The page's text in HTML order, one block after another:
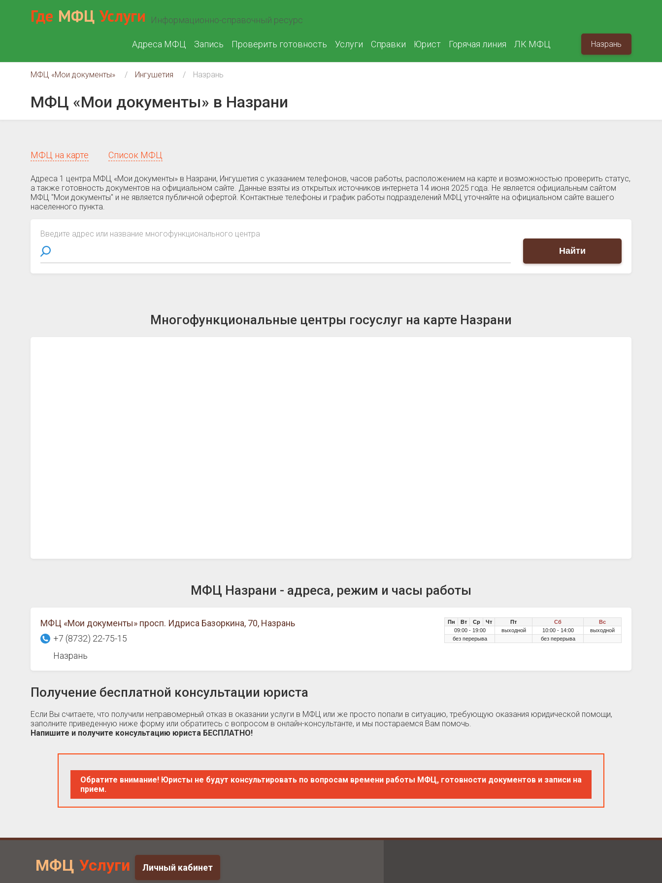
Где МФЦ Услуги Информационно-справочный ресурс
Адреса МФЦ Запись Проверить готовность Услуги Справки Юрист Горячая линия ЛК МФЦ Назрань
МФЦ «Мои документы» Ингушетия Назрань
МФЦ «Мои документы» в Назрани
МФЦ на карте Список МФЦ
Адреса 1 центра МФЦ «Мои документы» в Назрани, Ингушетия c указанием телефонов, часов работы, расположением на карте и возможностью проверить статус,
а также готовность документов на официальном сайте. Данные взяты из открытых источников интернета 14 июня 2025 года. Не является официальным сайтом
МФЦ "Мои документы" и не является публичной офертой. Контактные телефоны и график работы подразделений МФЦ уточняйте на официальном сайте вашего
населенного пункта.
Введите адрес или название многофункционального центра
Найти
Многофункциональные центры госуслуг на карте Назрани
МФЦ Назрани - адреса, режим и часы работы
МФЦ «Мои документы» просп. Идриса Базоркина, 70, Назрань
+7 (8732) 22-75-15
Назрань
Пн Вт Ср Чт Пт Сб
Вс
09:00 - 19:00
выходной 10:00 - 14:00
выходной
без перерыва
без перерыва
Получение бесплатной консультации юриста
Если Вы считаете, что получили неправомерный отказ в оказании услуги в МФЦ или же просто попали в ситуацию, требующую оказания юридической помощи,
заполните приведенную ниже форму или обратитесь с вопросом в онлайн-консультанте, и мы постараемся Вам помочь.
Напишите и получите консультацию юриста БЕСПЛАТНО!
Обратите внимание! Юристы не будут консультировать по вопросам времени работы МФЦ, готовности документов и записи на
прием.
МФЦ Услуги Личный кабинет